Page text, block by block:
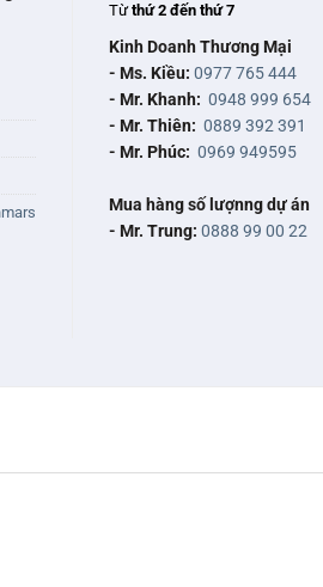
Từthứ 2 đến thứ 7
Kinh Doanh Thương Mại
- Ms. Kiều: 0977 765 444
- Mr. Khanh: 0948 999 654
- Mr. Thiên: 0889 392 391
- Mr. Phúc: 0969 949595
Mua hàng số lượnng dự án
- Mr. Trung: 0888 99 00 22